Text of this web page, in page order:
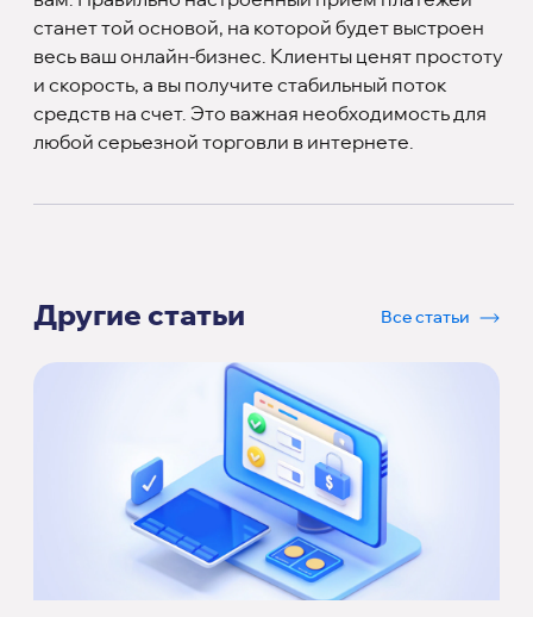
станет той основой, на которой будет выстроен
весь ваш онлайн-бизнес. Клиенты ценят простоту
и скорость, а вы получите стабильный поток
средств на счет. Это важная необходимость для
любой серьезной торговли в интернете.
Другие статьи Все статьи